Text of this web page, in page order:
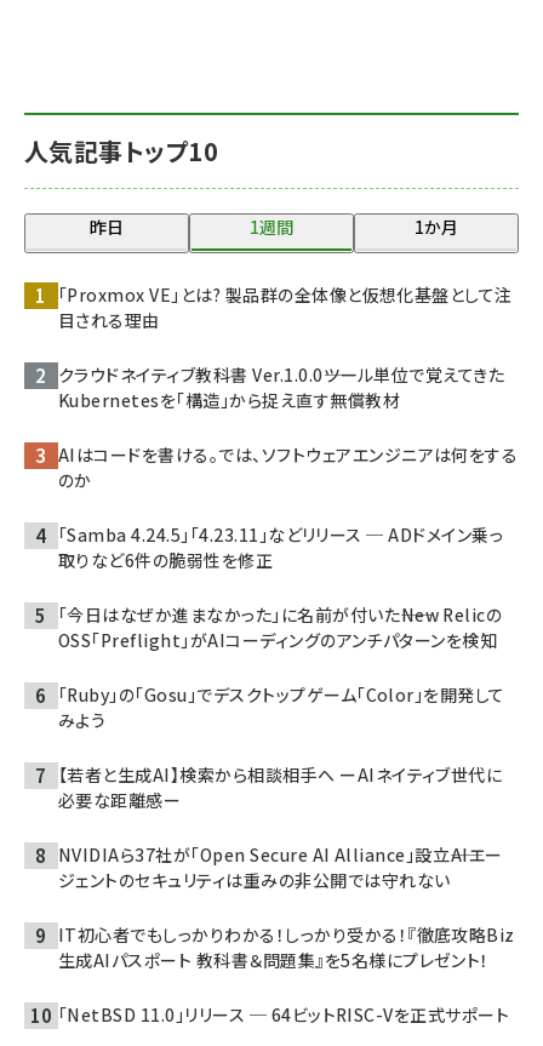
人気記事トップ10
昨日 1週間 1か月
「Proxmox VE」とは? 製品群の全体像と仮想化基盤として注
目される理由
クラウドネイティブ教科書 Ver.1.0.0――ツール単位で覚えてきた
Kubernetesを「構造」から捉え直す無償教材
AIはコードを書ける。では、ソフトウェアエンジニアは何をする
のか
「Samba 4.24.5」「4.23.11」などリリース ─ ADドメイン乗っ
取りなど6件の脆弱性を修正
「今日はなぜか進まなかった」に名前が付いた――New Relicの
OSS「Preflight」がAIコーディングのアンチパターンを検知
「Ruby」の「Gosu」でデスクトップゲーム「Color」を開発して
みよう
【若者と生成AI】検索から相談相手へ ーAIネイティブ世代に
必要な距離感ー
NVIDIAら37社が「Open Secure AI Alliance」設立――AIエー
ジェントのセキュリティは重みの非公開では守れない
IT初心者でもしっかりわかる！しっかり受かる！『徹底攻略Biz
生成AIパスポート 教科書＆問題集』を5名様にプレゼント！
「NetBSD 11.0」リリース ─ 64ビットRISC-Vを正式サポート